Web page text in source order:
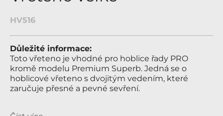
HV516
Důležité informace:
Toto vřeteno je vhodné pro hoblice řady PRO
kromě modelu Premium Superb. Jedná se o
hoblicové vřeteno s dvojitým vedením, které
zaručuje přesné a pevné sevření.